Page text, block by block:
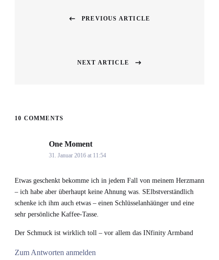
PREVIOUS ARTICLE
NEXT ARTICLE
10 COMMENTS
One Moment
31. Januar 2016 at 11:54
Etwas geschenkt bekomme ich in jedem Fall von meinem Herzmann
– ich habe aber überhaupt keine Ahnung was. SElbstverständlich
schenke ich ihm auch etwas – einen Schlüsselanhäünger und eine
sehr persönliche Kaffee-Tasse.
Der Schmuck ist wirklich toll – vor allem das INfinity Armband
Zum Antworten anmelden